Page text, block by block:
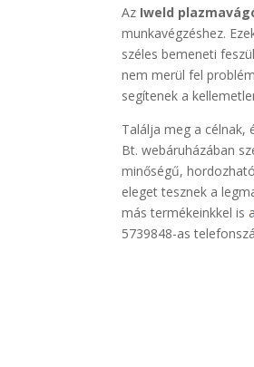
Az Iweld
munkavégzéshez.
széles bemeneti
nem merül fel
segítenek a
Találja meg a célnak,
Bt. webáruházában
minőségű, hordozható
eleget tesznek a
más termékeinkkel is
5739848-as